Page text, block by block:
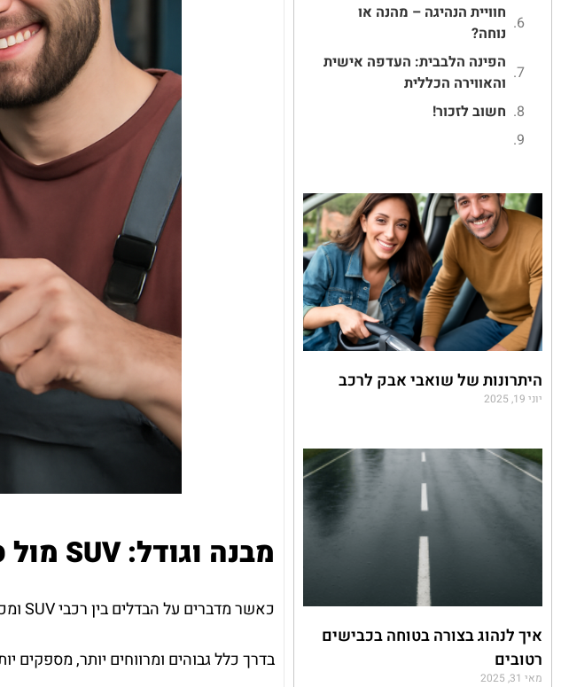
חוויית הנהיגה – מהנה או
נוחה?
הפינה הלבבית: העדפה אישית
והאווירה הכללית
חשוב לזכור!
היתרונות של שואבי אבק לרכב
יוני 19, 2025
איך לנהוג בצורה בטוחה בכבישים
רטובים
מאי 31, 2025
מבנה וגודל: SUV מול סדאן
בדרך כלל גבוהים ומרווחים יותר, מספקים